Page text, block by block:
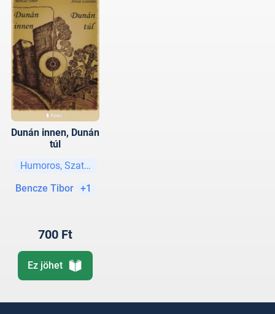
Dunán innen, Dunán
túl
Humoros, Szatíra
Bencze Tibor +1
700 Ft
Ez jöhet